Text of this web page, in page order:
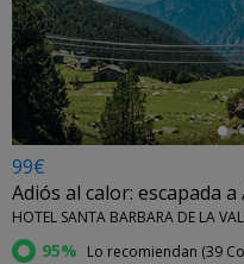
←
99€
Adiós al calor: escapada
HOTEL SANTA BARBARA DE LA
95% Lo recomiendan (39